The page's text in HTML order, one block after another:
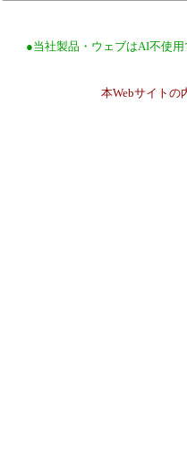
●当社製品・ウェブはAI不使
本Webサイトの